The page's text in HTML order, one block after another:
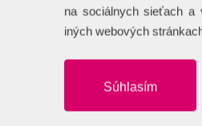
na sociálnych sieťach a
iných webových
Súhlasím